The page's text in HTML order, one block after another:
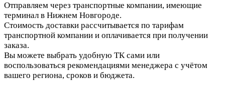
Отправляем через транспортные компании, имеющие
терминал в Нижнем Новгороде.
Стоимость доставки рассчитывается по тарифам
транспортной компании и оплачивается при получении
заказа.
Вы можете выбрать удобную ТК сами или
воспользоваться рекомендациями менеджера с учётом
вашего региона, сроков и бюджета.